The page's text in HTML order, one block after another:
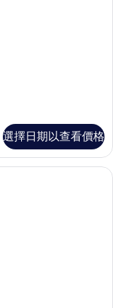
選擇日期以查看價格
淋浴設備、溫泉浴缸、淋